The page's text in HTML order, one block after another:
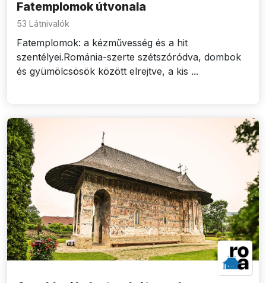
Fatemplomok útvonala
53 Látnivalók
Fatemplomok: a kézművesség és a hit
szentélyei.Románia-szerte szétszóródva, dombok
és gyümölcsösök között elrejtve, a kis ...